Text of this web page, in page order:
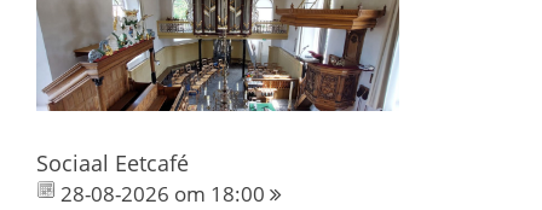
Sociaal Eetcafé
28-08-2026 om 18:00